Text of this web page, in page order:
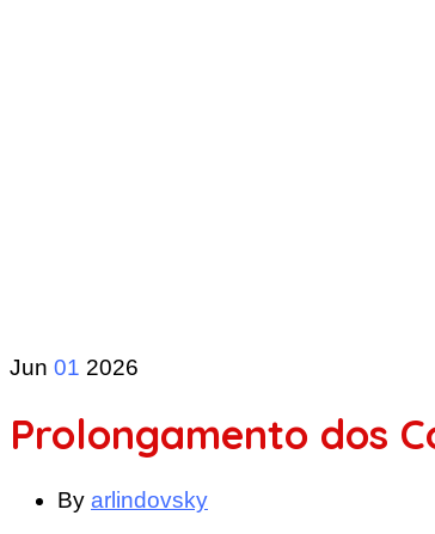
Jun 01 2026
Prolongamento dos
By arlindovsky